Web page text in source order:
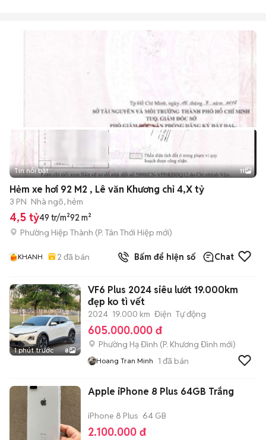
+2
Tin nổi bật 11
Hẻm xe hơi 92 M2 , Lê văn Khương chỉ 4,X tỷ
3 PN Nhà ngõ, hẻm
4,5 tỷ49 tr/m²92 m²
Phường Hiệp Thành (P. Tân Thới Hiệp mới)
KHANH 2 đã bán Bấm để hiện số Chat
1 phút trước 8
VF6 Plus 2024 siêu lướt 19.000km
đẹp ko tì vết
2024 19.000 km Điện Tự động
605.000.000 đ
Phường Hạ Đình (P. Khương Đình mới)
Hoang Tran Minh 1 đã bán
Apple iPhone 8 Plus 64GB Trắng
iPhone 8 Plus 64 GB
2.100.000 đ